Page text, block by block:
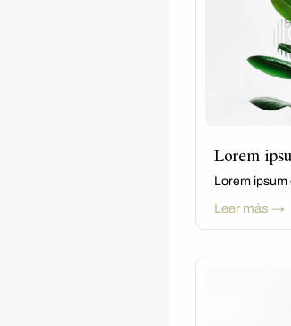
Lorem
Lorem ipsum
Leer más →